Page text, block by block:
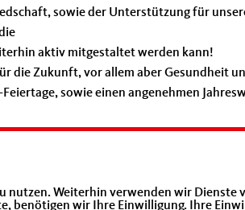
sowie der Unterstützung für
aktiv mitgestaltet werden kann!
die Zukunft, vor allem aber Gesundheit
sowie einen angenehmen
nutzen. Weiterhin verwenden wir
benötigen wir Ihre Einwilligung. Ihre